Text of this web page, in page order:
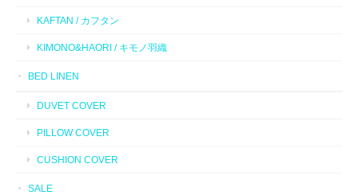
KAFTAN / カフタン
KIMONO&HAORI / キモノ羽織
BED LINEN
DUVET COVER
PILLOW COVER
CUSHION COVER
SALE